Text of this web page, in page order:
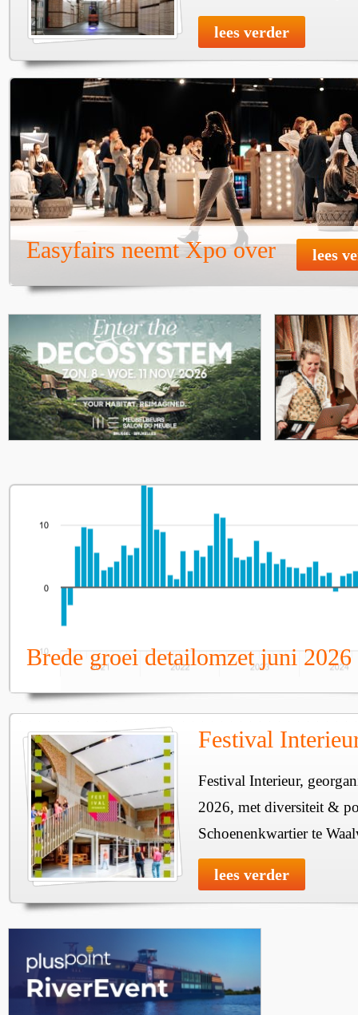
lees verder
Easyfairs neemt Xpo over lees
Brede groei detailomzet juni 2026
Festival
Festival Interieur,
2026, met diversiteit &
Schoenenkwartier te
lees verder